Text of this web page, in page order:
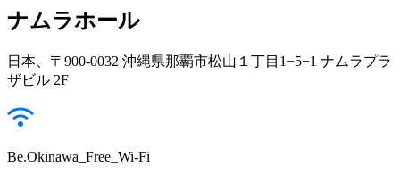
ナムラホール
日本、〒900-0032 沖縄県那覇市松山１丁目1−5−1 ナムラプラ
ザビル 2F
Be.Okinawa_Free_Wi-Fi